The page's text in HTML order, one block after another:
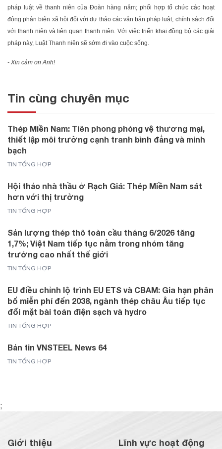
pháp luật về thanh niên của Đoàn hàng năm; phối hợp tổ chức các hoạt
động phản biện xã hội đối với dự thảo các văn bản pháp luật, chính sách đối
với thanh niên và liên quan thanh niên. Với việc triển khai đồng bộ các giải
pháp này, Luật Thanh niên sẽ sớm đi vào cuộc sống.
- Xin cảm ơn Anh!
Tin cùng chuyên mục
Thép Miền Nam: Tiên phong phòng vệ thương mại,
thiết lập môi trường cạnh tranh bình đẳng và minh
bạch
TIN TỔNG HỢP
Hội thảo nhà thầu ở Rạch Giá: Thép Miền Nam sát
hơn với thị trường
TIN TỔNG HỢP
Sản lượng thép thô toàn cầu tháng 6/2026 tăng
1,7%; Việt Nam tiếp tục nằm trong nhóm tăng
trưởng cao nhất thế giới
TIN TỔNG HỢP
EU điều chỉnh lộ trình EU ETS và CBAM: Gia hạn phân
bổ miễn phí đến 2038, ngành thép châu Âu tiếp tục
đối mặt bài toán điện sạch và hydro
TIN TỔNG HỢP
Bản tin VNSTEEL News 64
TIN TỔNG HỢP
;
Giới thiệu Lĩnh vực hoạt động